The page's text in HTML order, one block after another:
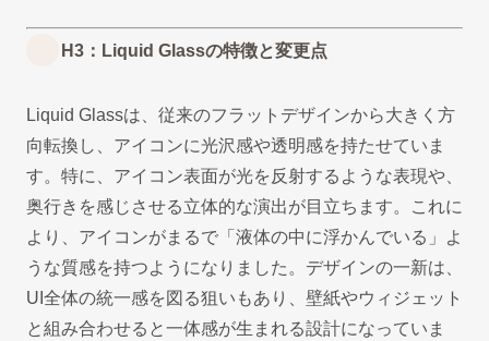
H3：Liquid Glassの特徴と変更点
Liquid Glassは、従来のフラットデザインから大きく方
向転換し、アイコンに光沢感や透明感を持たせていま
す。特に、アイコン表面が光を反射するような表現や、
奥行きを感じさせる立体的な演出が目立ちます。これに
より、アイコンがまるで「液体の中に浮かんでいる」よ
うな質感を持つようになりました。デザインの一新は、
UI全体の統一感を図る狙いもあり、壁紙やウィジェット
と組み合わせると一体感が生まれる設計になっていま